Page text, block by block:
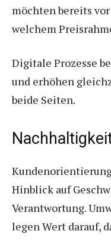
möchten bereits
welchem
Digitale Prozesse
und erhöhen
beide Seiten.
Hinblick auf
Verantwortung.
legen Wert darauf,